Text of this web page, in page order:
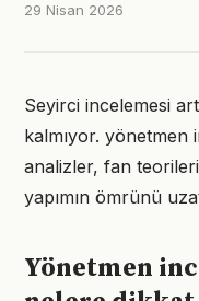
29 Nisan 2026
Seyirci incelemesi
kalmıyor.
analizler, fan
yapımın ömrünü
Yönetmen